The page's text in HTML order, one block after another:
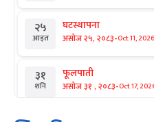
२५
आइत
घटस्थापना
असोज २५, २०८३-Oct 11, 2026
३१
शनि
फूलपाती
असोज ३१ , २०८३-Oct 17,